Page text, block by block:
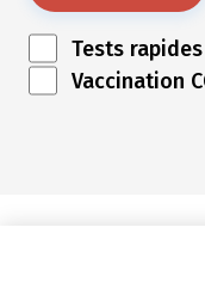
Tests rapides
Vaccination